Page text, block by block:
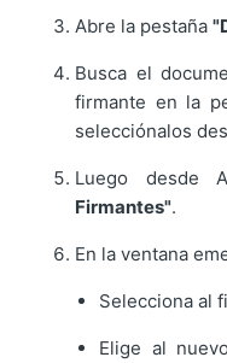
Abre la pestaña
Busca el
firmante en la
selecciónalos
Luego desde
Firmantes".
En la ventana
Selecciona al
Elige al